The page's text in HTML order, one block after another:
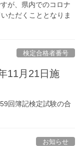
が、県内でのコロナ
ただくこととなりま
検定合格者番号
11月21日施
回簿記検定試験の合
お知らせ